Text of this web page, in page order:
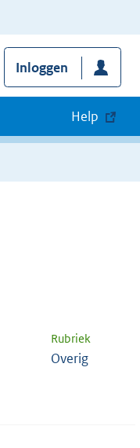
Inloggen
Help
Rubriek
Overig